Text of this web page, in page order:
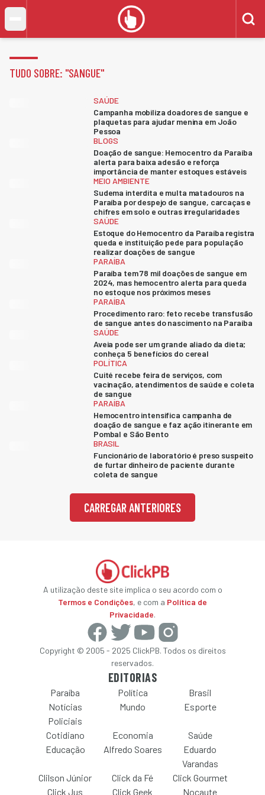
TUDO SOBRE: "SANGUE"
SAÚDE
Campanha mobiliza doadores de sangue e
plaquetas para ajudar menina em João
Pessoa
BLOGS
Doação de sangue: Hemocentro da Paraíba
alerta para baixa adesão e reforça
importância de manter estoques estáveis
MEIO AMBIENTE
Sudema interdita e multa matadouros na
Paraíba por despejo de sangue, carcaças e
chifres em solo e outras irregularidades
SAÚDE
Estoque do Hemocentro da Paraíba registra
queda e instituição pede para população
realizar doações de sangue
PARAÍBA
Paraíba tem 78 mil doações de sangue em
2024, mas hemocentro alerta para queda
no estoque nos próximos meses
PARAÍBA
Procedimento raro: feto recebe transfusão
de sangue antes do nascimento na Paraíba
SAÚDE
Aveia pode ser um grande aliado da dieta;
conheça 5 benefícios do cereal
POLÍTICA
Cuité recebe feira de serviços, com
vacinação, atendimentos de saúde e coleta
de sangue
PARAÍBA
Hemocentro intensifica campanha de
doação de sangue e faz ação itinerante em
Pombal e São Bento
BRASIL
Funcionário de laboratório é preso suspeito
de furtar dinheiro de paciente durante
coleta de sangue
CARREGAR ANTERIORES
A utilização deste site implica o seu acordo com o
Termos e Condições, e com a Política de
Privacidade.
Copyright © 2005 - 2025 ClickPB. Todos os direitos
reservados.
EDITORIAS
Paraíba Política
Brasil
Notícias
Policiais
Mundo Esporte
Cotidiano Economia
Saúde
Educação
Alfredo Soares
Eduardo
Varandas
Clilson Júnior
Click da Fé
Click Gourmet
Click Jus
Click Geek Nocaute